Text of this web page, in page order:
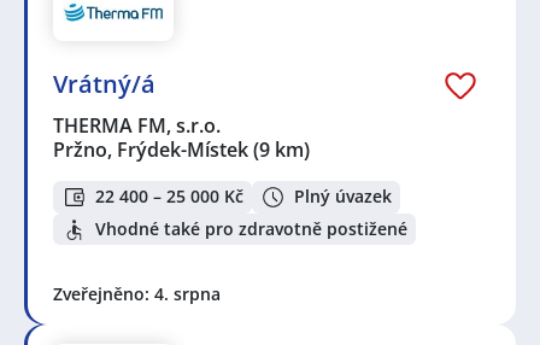
Vrátný/á
THERMA FM, s.r.o.
Pržno, Frýdek-Místek(9 km)
22 400 – 25 000 Kč
Plný úvazek
Vhodné také pro zdravotně postižené
Zveřejněno: 4. srpna